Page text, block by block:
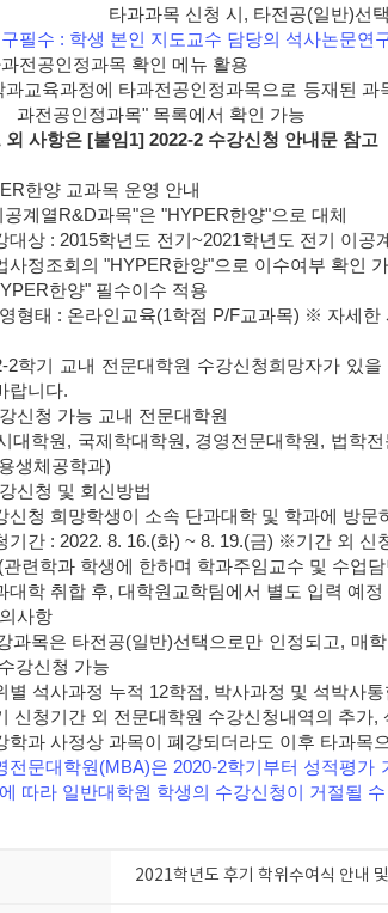
타과과목 신청 시, 타전공(일반)선
필수 : 학생 본인 지도교수 담당의 석사논문연
전공인정과목 확인 메뉴 활용
육과정에 타과전공인정과목으로 등재된 과
과전공인정과목" 목록에서 확인 가능
외 사항은 [붙임1] 2022-2 수강신청 안내문 참고
한양 교과목 운영 안내
공계열R&D과목"은 "HYPER한양"으로 대체
상 : 2015학년도 전기~2021학년도 전기 이공
정조회의 "HYPER한양"으로 이수여부 확인
한양" 필수이수 적용
형태 : 온라인교육(1학점 P/F교과목) ※ 자세한
2학기 교내 전문대학원 수강신청희망자가 있을
랍니다.
신청 가능 교내 전문대학원
학원, 국제학대학원, 경영전문대학원, 법학전
용생체공학과)
신청 및 회신방법
청 희망학생이 소속 단과대학 및 학과에 방문
기간 : 2022. 8. 16.(화) ~ 8. 19.(금) ※기간 외 신
(관련학과 학생에 한하며 학과주임교수 및 수업
학 취합 후, 대학원교학팀에서 별도 입력 예정
사항
과목은 타전공(일반)선택으로만 인정되고, 매
수강신청 가능
석사과정 누적 12학점, 박사과정 및 석박사
신청기간 외 전문대학원 수강신청내역의 추가,
학과 사정상 과목이 폐강되더라도 이후 타과목
전문대학원(MBA)은 2020-2학기부터 성적평
에 따라 일반대학원 학생의 수강신청이 거절될
2021학년도 후기 학위수여식 안내